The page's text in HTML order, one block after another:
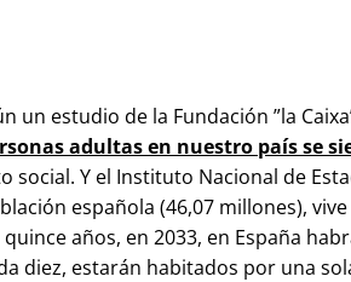
estudio de la Fundación ”la
adultas en nuestro país se
social. Y el Instituto Nacional de
española (46,07 millones),
años, en 2033, en España
diez, estarán habitados por una